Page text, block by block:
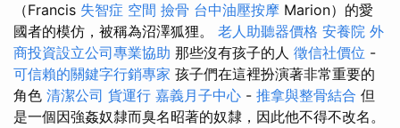
（Francis 失智症 空間 撿骨 台中油壓按摩 Marion）的愛
國者的模仿，被稱為沼澤狐狸。 老人助聽器價格 安養院 外
商投資設立公司專業協助 那些沒有孩子的人 徵信社價位 -
可信賴的關鍵字行銷專家 孩子們在這裡扮演著非常重要的
角色 清潔公司 貨運行 嘉義月子中心 - 推拿與整骨結合 但
是一個因強姦奴隸而臭名昭著的奴隸，因此他不得不改名。